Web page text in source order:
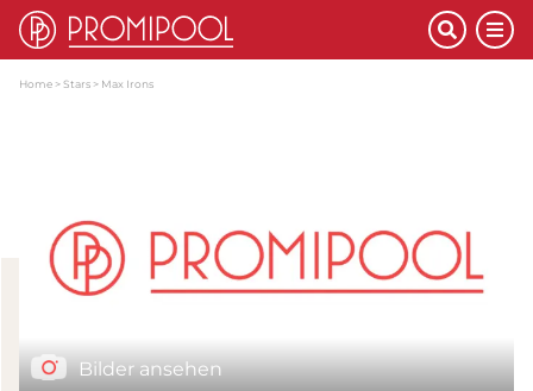
Home Stars Max Irons
Bilder ansehen